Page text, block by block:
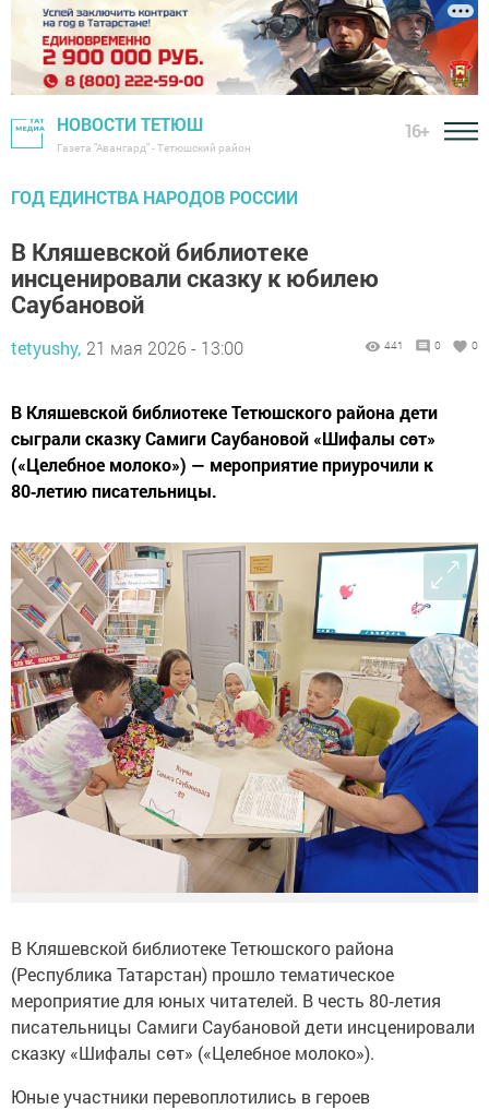
НОВОСТИ ТЕТЮШ
Газета "Авангард" - Тетюшский район
16+
ГОД ЕДИНСТВА НАРОДОВ РОССИИ
В Кляшевской библиотеке
инсценировали сказку к юбилею
Саубановой
tetyushy, 21 мая 2026 - 13:00 441 0 0
В Кляшевской библиотеке Тетюшского района дети
сыграли сказку Самиги Саубановой «Шифалы сөт»
(«Целебное молоко») — мероприятие приурочили к
80‑летию писательницы.
В Кляшевской библиотеке Тетюшского района
(Республика Татарстан) прошло тематическое
мероприятие для юных читателей. В честь 80‑летия
писательницы Самиги Саубановой дети инсценировали
сказку «Шифалы сөт» («Целебное молоко»).
Юные участники перевоплотились в героев